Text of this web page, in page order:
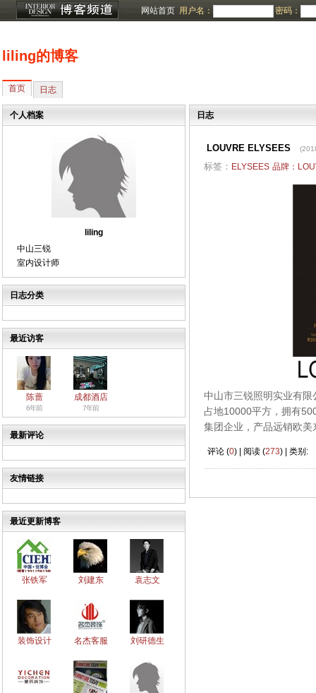
网站首页 用户名： 密码：
liling的博客
首页 日志
个人档案
liling
中山三锐
室内设计师
日志分类
最近访客
陈蔷
6年前
成都酒店
7年前
最新评论
友情链接
最近更新博客
张铁军 刘建东 袁志文
装饰设计 名杰客服 刘研德生
日志
LOUVRE ELYSEES
标签： ELYSEES 品牌：
中山市三锐照明实业有
占地10000平方，拥有
集团企业，产品远销欧
评论 (0) | 阅读 (273) | 类别: